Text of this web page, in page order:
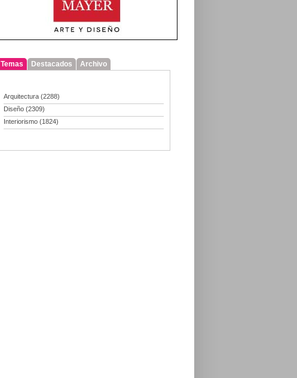
Temas Destacados Archivo
Arquitectura (2288)
Diseño (2309)
Interiorismo (1824)